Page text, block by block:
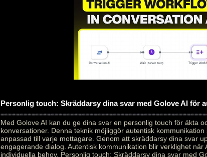
Personlig touch: Skräddarsy dina svar med Golove AI för
Med Golove AI kan du ge dina svar en personlig touch för äkta
konversationer. Denna teknik möjliggör autentisk
anpassad till varje mottagare. Genom att skräddarsy dina svar
engagerande dialog. Autentisk kommunikation blir verklighet när
individuella behov. Personlig touch: Skräddarsy dina svar med